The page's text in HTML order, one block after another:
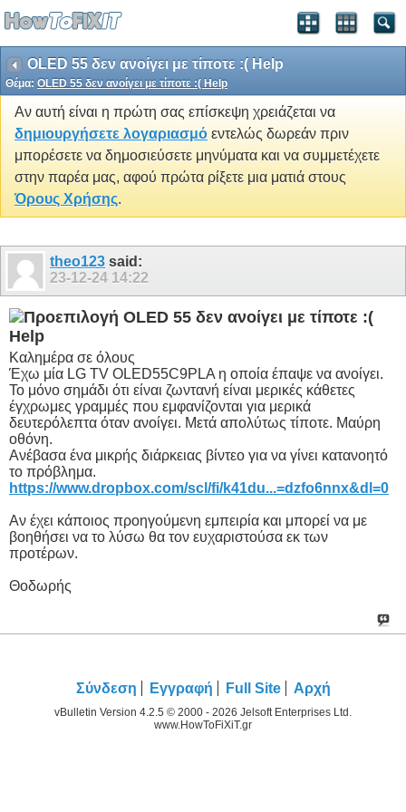
OLED 55 δεν ανοίγει με τίποτε :( Help
Θέμα: OLED 55 δεν ανοίγει με τίποτε :( Help
Αν αυτή είναι η πρώτη σας επίσκεψη χρειάζεται να
δημιουργήσετε λογαριασμό εντελώς δωρεάν πριν
μπορέσετε να δημοσιεύσετε μηνύματα και να συμμετέχετε
στην παρέα μας, αφού πρώτα ρίξετε μια ματιά στους
Όρους Χρήσης.
theo123 said:
23-12-24 14:22
OLED 55 δεν ανοίγει με τίποτε :(
Help
Καλημέρα σε όλους
Έχω μία LG TV OLED55C9PLA η οποία έπαψε να ανοίγει.
Το μόνο σημάδι ότι είναι ζωντανή είναι μερικές κάθετες
έγχρωμες γραμμές που εμφανίζονται για μερικά
δευτερόλεπτα όταν ανοίγει. Μετά απολύτως τίποτε. Μαύρη
οθόνη.
Ανέβασα ένα μικρής διάρκειας βίντεο για να γίνει κατανοητό
το πρόβλημα.
https://www.dropbox.com/scl/fi/k41du...=dzfo6nnx&dl=0
Αν έχει κάποιος προηγούμενη εμπειρία και μπορεί να με
βοηθήσει να το λύσω θα τον ευχαριστούσα εκ των
προτέρων.
Θοδωρής
Σύνδεση Εγγραφή Full Site Αρχή
vBulletin Version 4.2.5 © 2000 - 2026 Jelsoft Enterprises Ltd.
www.HowToFiXiT.gr